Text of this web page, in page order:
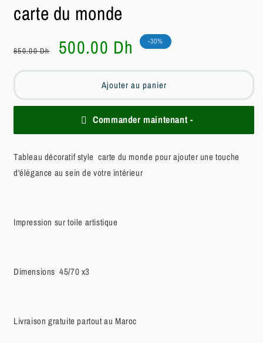
média
1
fenêtre
modale
carte du monde
habituel
850.00 Dh
Prix
soldé
500.00 Dh -30%
Ajouter au panier
Commander maintenant -
Tableau décoratif style carte du monde pour ajouter une touche
d'élégance au sein de votre intérieur
Impression sur toile artistique
Dimensions 45/70 x3
Livraison gratuite partout au Maroc